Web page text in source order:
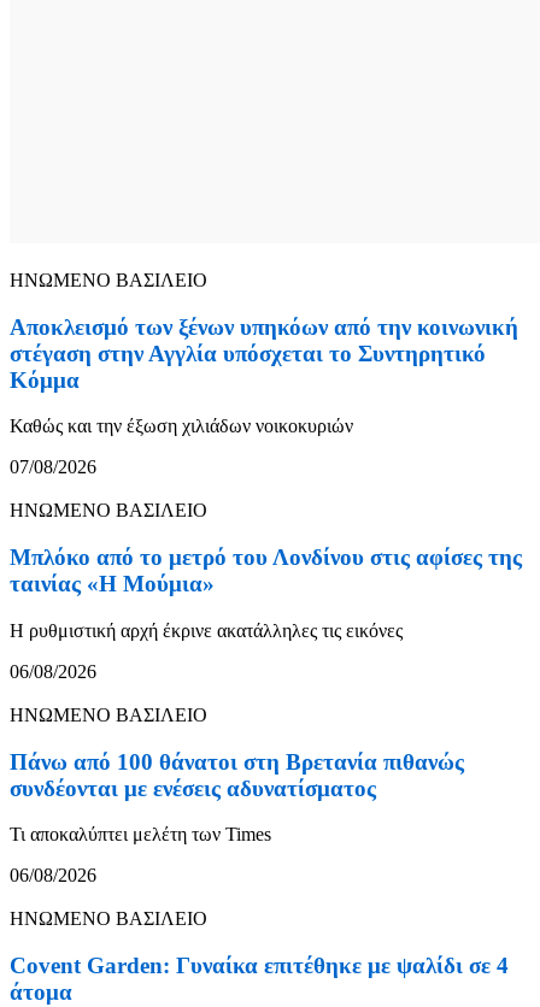
ΗΝΩΜΕΝΟ ΒΑΣΙΛΕΙΟ
Αποκλεισμό των ξένων υπηκόων από την κοινωνική
στέγαση στην Αγγλία υπόσχεται το Συντηρητικό
Κόμμα
Καθώς και την έξωση χιλιάδων νοικοκυριών
07/08/2026
ΗΝΩΜΕΝΟ ΒΑΣΙΛΕΙΟ
Μπλόκο από το μετρό του Λονδίνου στις αφίσες της
ταινίας «Η Μούμια»
Η ρυθμιστική αρχή έκρινε ακατάλληλες τις εικόνες
06/08/2026
ΗΝΩΜΕΝΟ ΒΑΣΙΛΕΙΟ
Πάνω από 100 θάνατοι στη Βρετανία πιθανώς
συνδέονται με ενέσεις αδυνατίσματος
Τι αποκαλύπτει μελέτη των Times
06/08/2026
ΗΝΩΜΕΝΟ ΒΑΣΙΛΕΙΟ
Covent Garden: Γυναίκα επιτέθηκε με ψαλίδι σε 4
άτομα